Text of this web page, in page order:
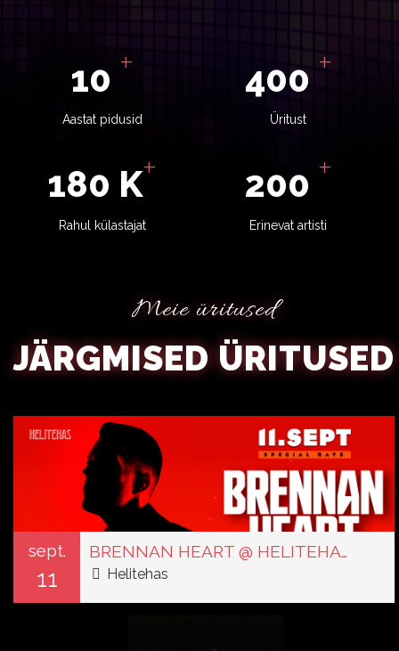
10 +
Aastat pidusid
400 +
Üritust
180 K+
Rahul külastajat
200 +
Erinevat artisti
Meie üritused
JÄRGMISED ÜRITUSED
sept.
11
BRENNAN HEART @ HELITEHAS // 11.09.26
Helitehas